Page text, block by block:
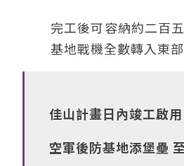
完工後可容納約二百
基地戰機全數轉入東
佳山計畫日內竣工啟用
空軍後防基地添堡壘